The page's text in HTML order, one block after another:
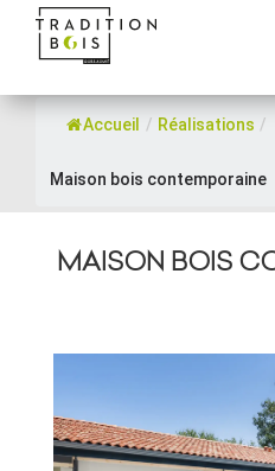
Accueil / Réalisations /
Maison bois contemporaine
MAISON BOIS